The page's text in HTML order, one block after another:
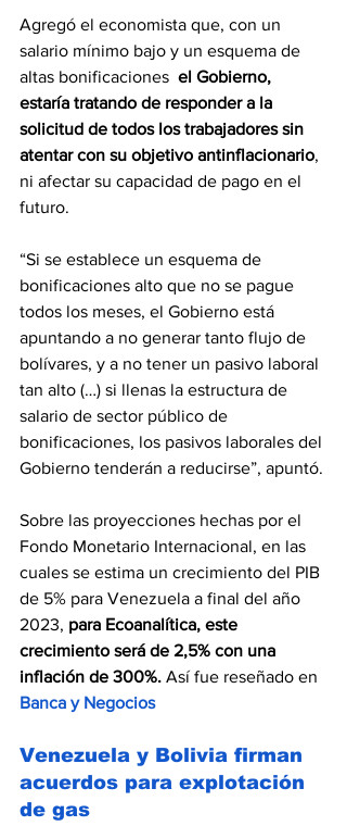
Agregó el economista que, con un
salario mínimo bajo y un esquema de
altas bonificaciones el Gobierno,
estaría tratando de responder a la
solicitud de todos los trabajadores sin
atentar con su objetivo antinflacionario,
ni afectar su capacidad de pago en el
futuro.
“Si se establece un esquema de
bonificaciones alto que no se pague
todos los meses, el Gobierno está
apuntando a no generar tanto flujo de
bolívares, y a no tener un pasivo laboral
tan alto (…) si llenas la estructura de
salario de sector público de
bonificaciones, los pasivos laborales del
Gobierno tenderán a reducirse”, apuntó.
Sobre las proyecciones hechas por el
Fondo Monetario Internacional, en las
cuales se estima un crecimiento del PIB
de 5% para Venezuela a final del año
2023, para Ecoanalítica, este
crecimiento será de 2,5% con una
inflación de 300%. Así fue reseñado en
Banca y Negocios
Venezuela y Bolivia firman
acuerdos para explotación
de gas